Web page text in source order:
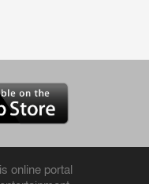
online portal